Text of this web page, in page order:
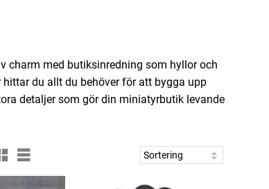
charm med butiksinredning som hyllor och
du allt du behöver för att bygga upp
detaljer som gör din miniatyrbutik levande